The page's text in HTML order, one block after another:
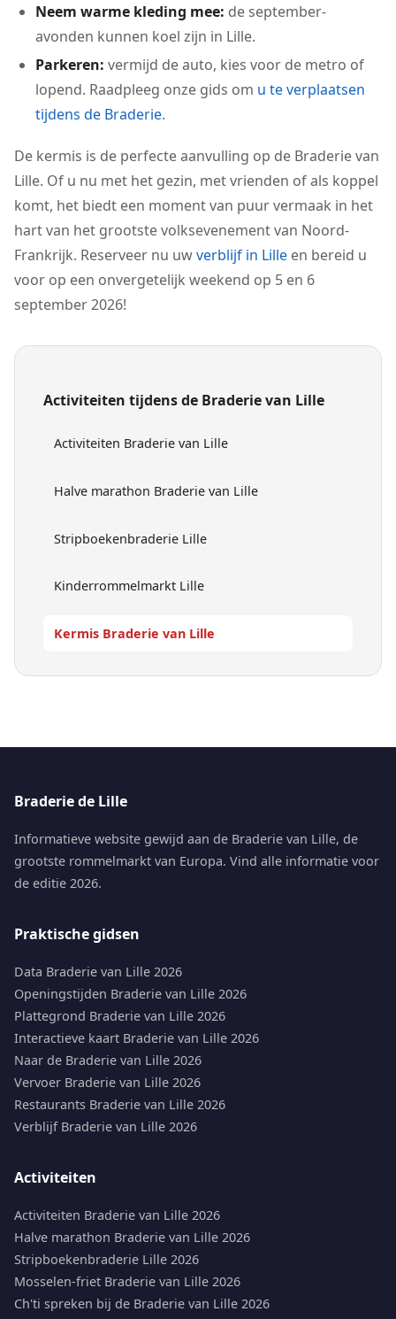
Neem warme kleding mee: de september-
avonden kunnen koel zijn in Lille.
Parkeren: vermijd de auto, kies voor de metro of
lopend. Raadpleeg onze gids om u te verplaatsen
tijdens de Braderie.
De kermis is de perfecte aanvulling op de Braderie van
Lille. Of u nu met het gezin, met vrienden of als koppel
komt, het biedt een moment van puur vermaak in het
hart van het grootste volksevenement van Noord-
Frankrijk. Reserveer nu uwverblijf in Lille en bereid u
voor op een onvergetelijk weekend op 5 en 6
september 2026!
Activiteiten tijdens de Braderie van Lille
Activiteiten Braderie van Lille
Halve marathon Braderie van Lille
Stripboekenbraderie Lille
Kinderrommelmarkt Lille
Kermis Braderie van Lille
Braderie de Lille
Informatieve website gewijd aan de Braderie van Lille, de
grootste rommelmarkt van Europa. Vind alle informatie voor
de editie 2026.
Praktische gidsen
Data Braderie van Lille 2026
Openingstijden Braderie van Lille 2026
Plattegrond Braderie van Lille 2026
Interactieve kaart Braderie van Lille 2026
Naar de Braderie van Lille 2026
Vervoer Braderie van Lille 2026
Restaurants Braderie van Lille 2026
Verblijf Braderie van Lille 2026
Activiteiten
Activiteiten Braderie van Lille 2026
Halve marathon Braderie van Lille 2026
Stripboekenbraderie Lille 2026
Mosselen-friet Braderie van Lille 2026
Ch'ti spreken bij de Braderie van Lille 2026